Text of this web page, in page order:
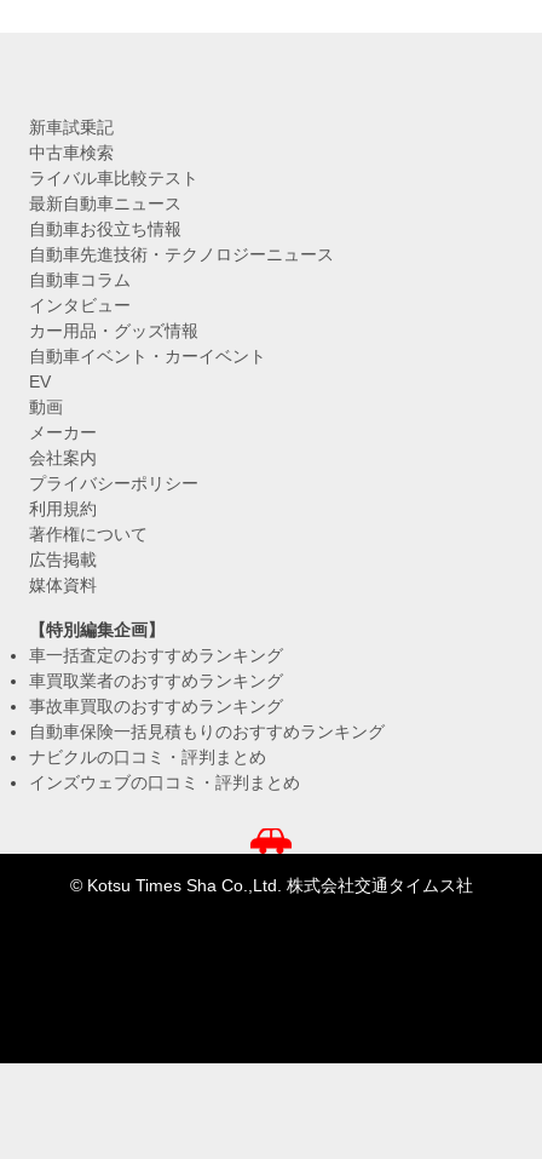
新車試乗記
中古車検索
ライバル車比較テスト
最新自動車ニュース
自動車お役立ち情報
自動車先進技術・テクノロジーニュース
自動車コラム
インタビュー
カー用品・グッズ情報
自動車イベント・カーイベント
EV
動画
メーカー
会社案内
プライバシーポリシー
利用規約
著作権について
広告掲載
媒体資料
【特別編集企画】
車一括査定のおすすめランキング
車買取業者のおすすめランキング
事故車買取のおすすめランキング
自動車保険一括見積もりのおすすめランキング
ナビクルの口コミ・評判まとめ
インズウェブの口コミ・評判まとめ
© Kotsu Times Sha Co.,Ltd. 株式会社交通タイムス社